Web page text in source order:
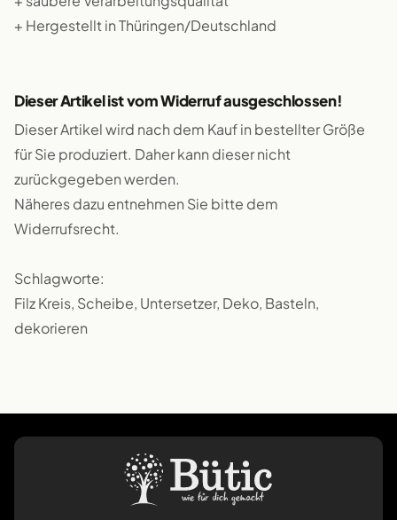
+ Hergestellt in Thüringen/Deutschland
Dieser Artikel ist vom Widerruf ausgeschlossen!
Dieser Artikel wird nach dem Kauf in bestellter Größe
für Sie produziert. Daher kann dieser nicht
zurückgegeben werden.
Näheres dazu entnehmen Sie bitte dem
Widerrufsrecht.
Schlagworte:
Filz Kreis, Scheibe, Untersetzer, Deko, Basteln,
dekorieren